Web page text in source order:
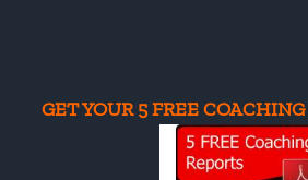
GET YOUR 5 FREE